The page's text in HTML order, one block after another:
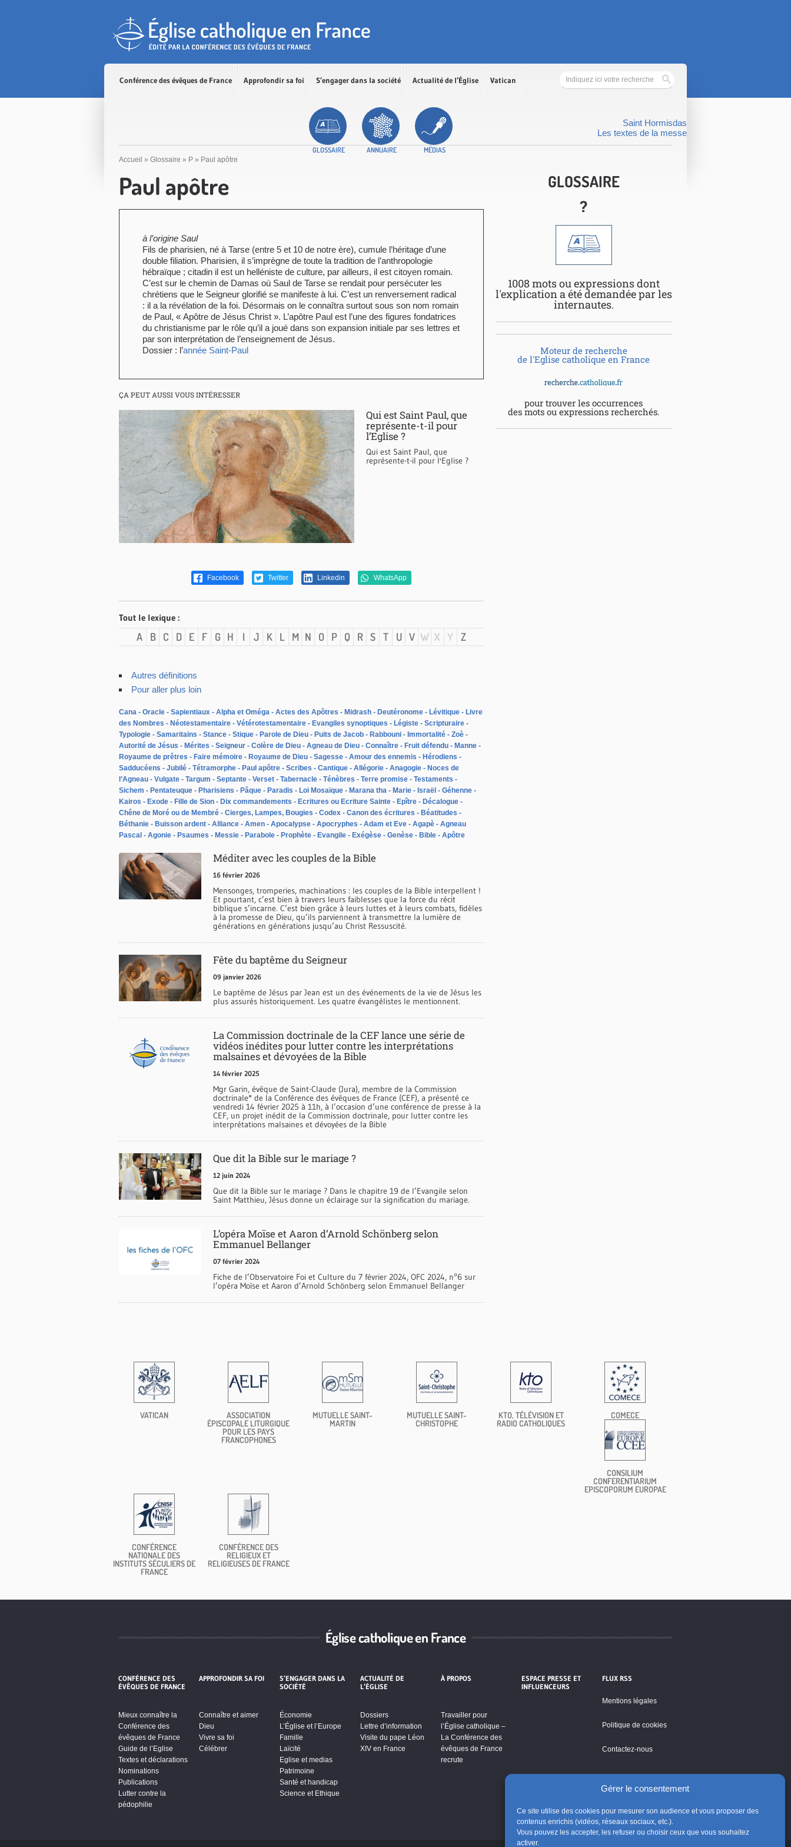
Gérer le consentement
Ce site utilise des cookies pour mesurer son audience et vous proposer des
contenus enrichis (vidéos, réseaux sociaux, etc.).
Vous pouvez les accepter, les refuser ou choisir ceux que vous souhaitez
activer.
Conférence des évêques de France Approfondir sa foi S’engager dans la société Actualité de l’Église Vatican
GLOSSAIRE ANNUAIRE MÉDIAS
Saint Hormisdas
Les textes de la messe
Accueil » Glossaire » P » Paul apôtre
Paul apôtre
à l’origine Saul
Fils de pharisien, né à Tarse (entre 5 et 10 de notre ère), cumule l’héritage d’une
double filiation. Pharisien, il s’imprègne de toute la tradition de l’anthropologie
hébraïque ; citadin il est un helléniste de culture, par ailleurs, il est citoyen romain.
C’est sur le chemin de Damas où Saul de Tarse se rendait pour persécuter les
chrétiens que le Seigneur glorifié se manifeste à lui. C’est un renversement radical
: il a la révélation de la foi. Désormais on le connaîtra surtout sous son nom romain
de Paul, « Apôtre de Jésus Christ ». L’apôtre Paul est l’une des figures fondatrices
du christianisme par le rôle qu’il a joué dans son expansion initiale par ses lettres et
par son interprétation de l’enseignement de Jésus.
Dossier : l’année Saint-Paul
ÇA PEUT AUSSI VOUS INTÉRESSER
Qui est Saint Paul, que
représente-t-il pour
l’Eglise ?
Qui est Saint Paul, que
représente-t-il pour l'Eglise ?
Facebook Twitter Linkedin WhatsApp
Tout le lexique :
A B C D E F G H I J K L M N O P Q R S T U V W X Y Z
Autres définitions
Pour aller plus loin
Cana Oracle Sapientiaux Alpha et Oméga Actes des Apôtres Midrash Deutéronome Lévitique
Livre
des Nombres
Néotestamentaire Vétérotestamentaire Evangiles synoptiques Légiste
Scripturaire
Typologie
Samaritains Stance Stique Parole de Dieu Puits de Jacob Rabbouni Immortalité
Zoè
Autorité de Jésus
Mérites Seigneur Colère de Dieu Agneau de Dieu Connaître Fruit défendu
Manne
Royaume de prêtres
Faire mémoire Royaume de Dieu Sagesse Amour des ennemis
Hérodiens
Sadducéens
Jubilé Tétramorphe Paul apôtre Scribes Cantique Allégorie Anagogie
Noces de
l’Agneau
Vulgate Targum Septante Verset Tabernacle Ténèbres Terre promise
Testaments
Sichem
Pentateuque Pharisiens Pâque Paradis Loi Mosaïque Marana tha Marie Israël
Géhenne
Kairos
Exode Fille de Sion Dix commandements Ecritures ou Ecriture Sainte Epître
Décalogue
Chêne de Moré ou de Membré
Cierges, Lampes, Bougies Codex Canon des écritures
Béatitudes
Béthanie
Buisson ardent Alliance Amen Apocalypse Apocryphes Adam et Eve Agapè
Agneau
Pascal
Agonie Psaumes Messie Parabole Prophète Evangile Exégèse Genèse Bible Apôtre
Méditer avec les couples de la Bible
16 février 2026
Mensonges, tromperies, machinations : les couples de la Bible interpellent !
Et pourtant, c’est bien à travers leurs faiblesses que la force du récit
biblique s’incarne. C’est bien grâce à leurs luttes et à leurs combats, fidèles
à la promesse de Dieu, qu’ils parviennent à transmettre la lumière de
générations en générations jusqu’au Christ Ressuscité.
Fête du baptême du Seigneur
09 janvier 2026
Le baptême de Jésus par Jean est un des événements de la vie de Jésus les
plus assurés historiquement. Les quatre évangélistes le mentionnent.
La Commission doctrinale de la CEF lance une série de
vidéos inédites pour lutter contre les interprétations
malsaines et dévoyées de la Bible
14 février 2025
Mgr Garin, évêque de Saint-Claude (Jura), membre de la Commission
doctrinale* de la Conférence des évêques de France (CEF), a présenté ce
vendredi 14 février 2025 à 11h, à l’occasion d’une conférence de presse à la
CEF, un projet inédit de la Commission doctrinale, pour lutter contre les
interprétations malsaines et dévoyées de la Bible
Que dit la Bible sur le mariage ?
12 juin 2024
Que dit la Bible sur le mariage ? Dans le chapitre 19 de l’Evangile selon
Saint Matthieu, Jésus donne un éclairage sur la signification du mariage.
L’opéra Moïse et Aaron d’Arnold Schönberg selon
Emmanuel Bellanger
07 février 2024
Fiche de l’Observatoire Foi et Culture du 7 février 2024, OFC 2024, n°6 sur
l’opéra Moïse et Aaron d’Arnold Schönberg selon Emmanuel Bellanger
GLOSSAIRE
?
1008 mots ou expressions dont
l'explication a été demandée par les
internautes.
Moteur de recherche
de l'Eglise catholique en France
pour trouver les occurrences
des mots ou expressions recherchés.
VATICAN
ASSOCIATION
ÉPISCOPALE LITURGIQUE
POUR LES PAYS
FRANCOPHONES
MUTUELLE SAINT-
MARTIN
MUTUELLE SAINT-
CHRISTOPHE
KTO, TÉLÉVISION ET
RADIO CATHOLIQUES
COMECE
CONSILIUM
CONFERENTIARIUM
EPISCOPORUM EUROPAE
CONFÉRENCE
NATIONALE DES
INSTITUTS SÉCULIERS DE
FRANCE
CONFÉRENCE DES
RELIGIEUX ET
RELIGIEUSES DE FRANCE
Église catholique en France
CONFÉRENCE DES
ÉVÊQUES DE FRANCE
Mieux connaître la
Conférence des
évêques de France
Guide de l’Eglise
Textes et déclarations
Nominations
Publications
Lutter contre la
pédophilie
APPROFONDIR SA FOI
Connaître et aimer
Dieu
Vivre sa foi
Célébrer
S’ENGAGER DANS LA
SOCIÉTÉ
Économie
L’Église et l’Europe
Famille
Laïcité
Eglise et medias
Patrimoine
Santé et handicap
Science et Ethique
ACTUALITÉ DE
L’ÉGLISE
Dossiers
Lettre d’information
Visite du pape Léon
XIV en France
À PROPOS
Travailler pour
l’Église catholique –
La Conférence des
évêques de France
recrute
ESPACE PRESSE ET
INFLUENCEURS
FLUX RSS
Mentions légales
Politique de cookies
Contactez-nous